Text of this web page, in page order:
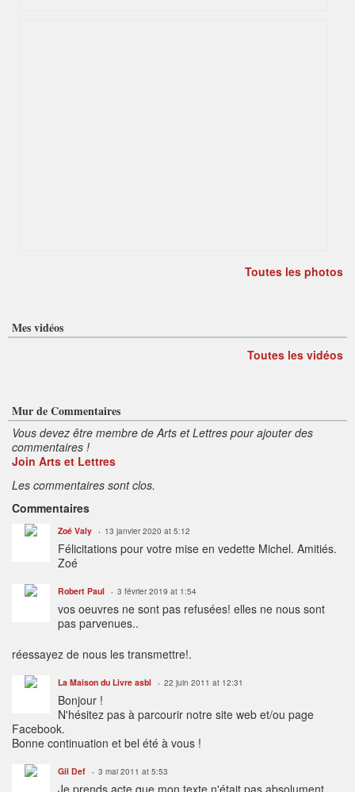
Toutes les photos
Mes vidéos
Toutes les vidéos
Mur de Commentaires
Vous devez être membre de Arts et Lettres pour ajouter des
commentaires !
Join Arts et Lettres
Les commentaires sont clos.
Commentaires
Zoé Valy 13 janvier 2020 at 5:12
Félicitations pour votre mise en vedette Michel. Amitiés.
Zoé
Robert Paul 3 février 2019 at 1:54
vos oeuvres ne sont pas refusées! elles ne nous sont
pas parvenues..
réessayez de nous les transmettre!.
La Maison du Livre asbl 22 juin 2011 at 12:31
Bonjour !
N'hésitez pas à parcourir notre site web et/ou page
Facebook.
Bonne continuation et bel été à vous !
Gil Def 3 mai 2011 at 5:53